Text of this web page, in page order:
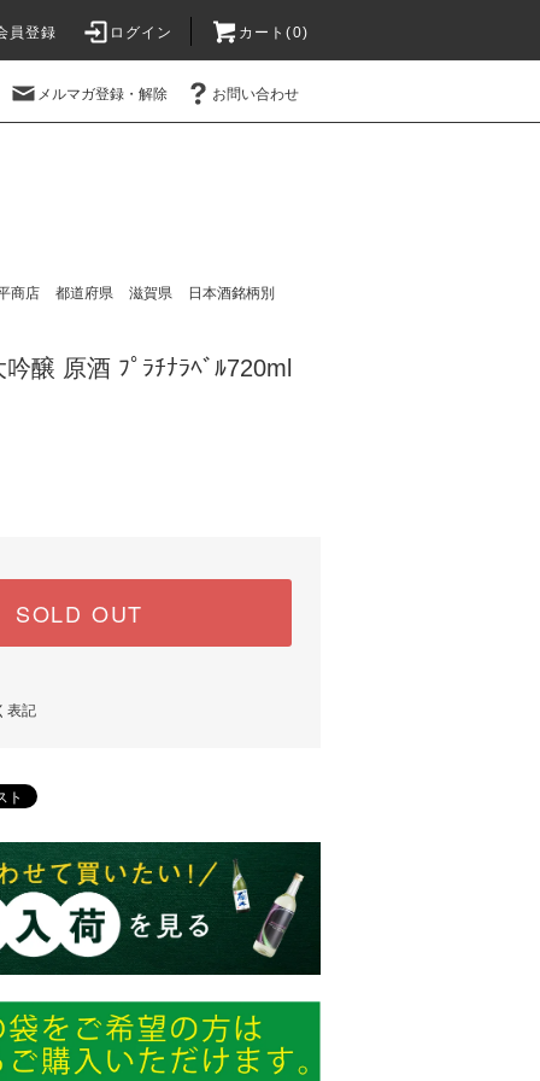
員登録 ログイン カート(0)
メルマガ登録・解除 お問い合わせ
商店 都道府県 滋賀県 日本酒銘柄別
醸 原酒 ﾌﾟﾗﾁﾅﾗﾍﾞﾙ720ml
SOLD OUT
表記